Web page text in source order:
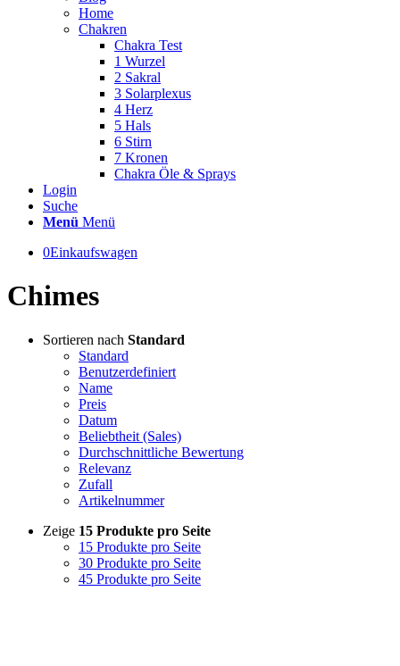
Home
Chakren
Chakra Test
1 Wurzel
2 Sakral
3 Solarplexus
4 Herz
5 Hals
6 Stirn
7 Kronen
Chakra Öle & Sprays
Login
Suche
Menü Menü
0Einkaufswagen
Chimes
Sortieren nach Standard
Standard
Benutzerdefiniert
Name
Preis
Datum
Beliebtheit (Sales)
Durchschnittliche Bewertung
Relevanz
Zufall
Artikelnummer
Zeige 15 Produkte pro Seite
15 Produkte pro Seite
30 Produkte pro Seite
45 Produkte pro Seite